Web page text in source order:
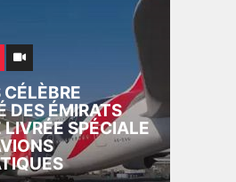
DES ÉMIRATS
SPÉCIALE